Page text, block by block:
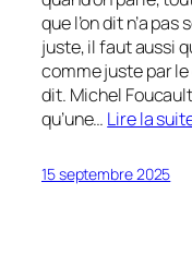
que l’on dit n’a
juste, il faut aussi
comme juste par
dit. Michel
qu’une… Lire la
15 septembre 2025